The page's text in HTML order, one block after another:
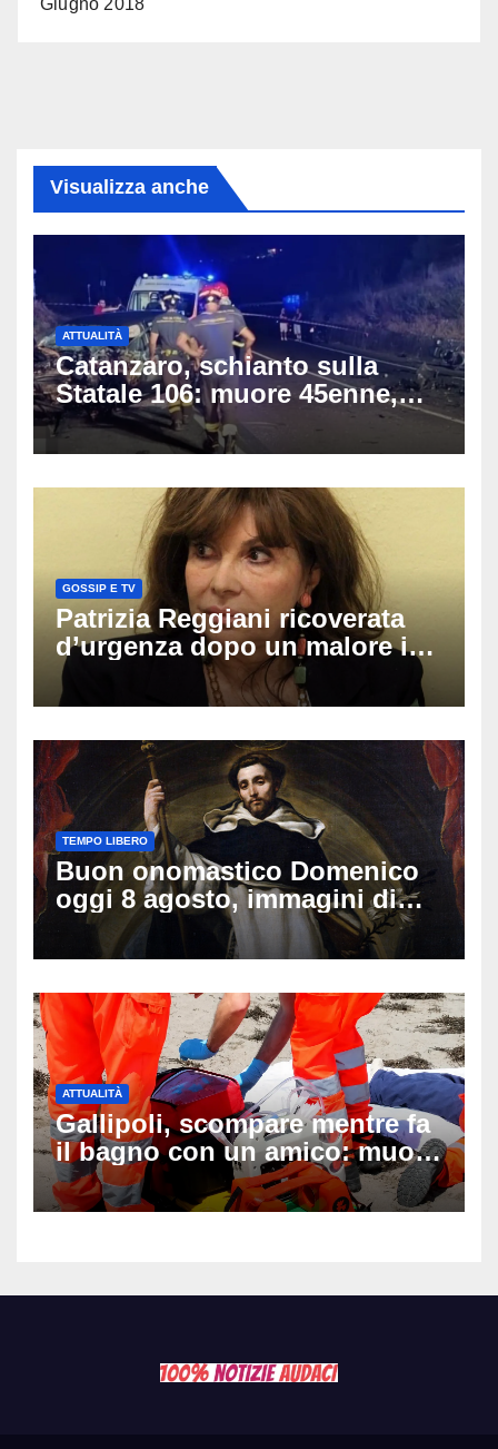
Giugno 2018
Visualizza anche
ATTUALITÀ
Catanzaro, schianto sulla
Statale 106: muore 45enne,
coinvolti un’auto, un suv e
una moto
GOSSIP E TV
Patrizia Reggiani ricoverata
d’urgenza dopo un malore in
vacanza: come sta oggi l’ex
Lady Gucci
TEMPO LIBERO
Buon onomastico Domenico
oggi 8 agosto, immagini di
auguri da condividere
ATTUALITÀ
Gallipoli, scompare mentre fa
il bagno con un amico: muore
a 19 anni dopo 45 minuti di
disperati tentativi di